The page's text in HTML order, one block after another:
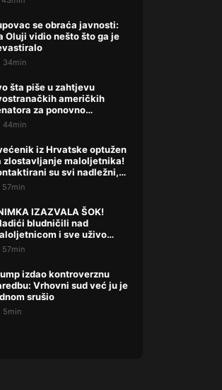
se obraća javnosti:
Oluji vidio nešto što ga je
34min
šta piše u zahtjevu
američkih
za ponovno
sankcija
44min
iz Hrvatske optužen
zlostavljanje maloljetnika!
su svi nadležni,
što su rekli
57min
IZAZVALA ŠOK!
bludničili nad
i sve uživo
na netu: “Stari te
57min
izdao kontroverznu
Vrhovni sud već ju je
srušio
5min